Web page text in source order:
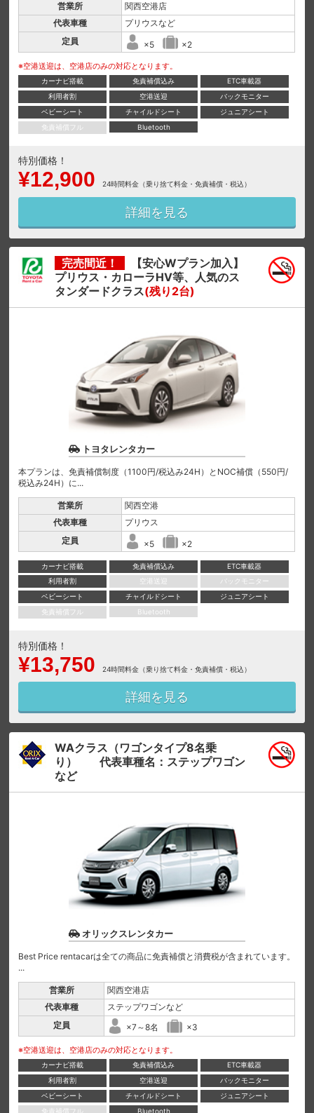
営業所
関西空港店
代表車種
プリウスなど
定員
×5 ×2
※空港送迎は、空港店のみの対応となります。
カーナビ搭載 免責補償込み
ETC車載器
利用者割
空港送迎
バックモニター
ベビーシート
チャイルドシート
ジュニアシート
免責補償フル
Bluetooth
特別価格！
¥12,900 24時間料金（乗り捨て料金・免責補償・税込）
詳細を見る
完売間近！
【安心Wプラン加入】
プリウス・カローラHV等、人気のス
タンダードクラス(残り2台)
トヨタレンタカー
本プランは、免責補償制度（1100円/税込み24H）とNOC補償（550円/
税込み24H）に...
営業所
関西空港
代表車種
プリウス
定員
×5 ×2
カーナビ搭載 免責補償込み
ETC車載器
利用者割
空港送迎
バックモニター
ベビーシート
チャイルドシート
ジュニアシート
免責補償フル
Bluetooth
特別価格！
¥13,750 24時間料金（乗り捨て料金・免責補償・税込）
詳細を見る
WAクラス（ワゴンタイプ8名乗
り） 代表車種名：ステップワゴン
など
オリックスレンタカー
Best Price rentacarは全ての商品に免責補償と消費税が含まれています。
...
営業所
関西空港店
代表車種
ステップワゴンなど
定員
×7～8名 ×3
※空港送迎は、空港店のみの対応となります。
カーナビ搭載 免責補償込み
ETC車載器
利用者割
空港送迎
バックモニター
ベビーシート
チャイルドシート
ジュニアシート
免責補償フル
Bluetooth